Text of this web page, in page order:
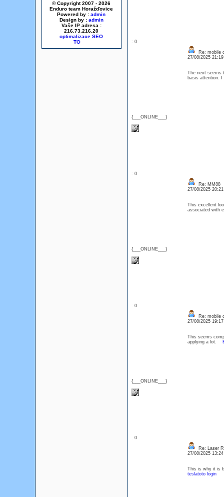
© Copyright 2007 - 2026
Enduro team Horažďovice
Powered by : admin
Design by : admin
Vaše IP adresa :
216.73.216.20
optimalizace SEO
: 0
{___ONLINE___}
Re: mobile
27/08/2025
The next seems
basis attention.
: 0
{___ONLINE___}
Re: MM88
27/08/2025
This excellent
associated with
: 0
{___ONLINE___}
Re: mobile
27/08/2025
This seems
applying a lot.
: 0
Re: Laser
27/08/2025
This is why it is
teslatoto login